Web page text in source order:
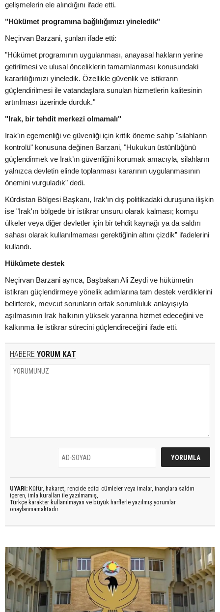
gelişmelerin ele alındığını ifade etti.
"Hükümet programına bağlılığımızı yineledik"
Neçirvan Barzani, şunları ifade etti:
"Hükümet programının uygulanması, anayasal hakların yerine
getirilmesi ve ulusal önceliklerin tamamlanması konusundaki
kararlılığımızı yineledik. Özellikle güvenlik ve istikrarın
güçlendirilmesi ile vatandaşlara sunulan hizmetlerin kalitesinin
artırılması üzerinde durduk."
"Irak, bir tehdit merkezi olmamalı"
Irak’ın egemenliği ve güvenliği için kritik öneme sahip "silahların
kontrolü" konusuna değinen Barzani, "Hukukun üstünlüğünü
güçlendirmek ve Irak’ın güvenliğini korumak amacıyla, silahların
yalnızca devletin elinde toplanması kararının uygulanmasının
önemini vurguladık" dedi.
Kürdistan Bölgesi Başkanı, Irak’ın dış politikadaki duruşuna ilişkin
ise "Irak'ın bölgede bir istikrar unsuru olarak kalması; komşu
ülkeler veya diğer devletler için bir tehdit kaynağı ya da saldırı
sahası olarak kullanılmaması gerektiğinin altını çizdik” ifadelerini
kullandı.
Hükümete destek
Neçirvan Barzani ayrıca, Başbakan Ali Zeydi ve hükümetin
istikrarı güçlendirmeye yönelik adımlarına tam destek verdiklerini
belirterek, mevcut sorunların ortak sorumluluk anlayışıyla
aşılmasının Irak halkının yüksek yararına hizmet edeceğini ve
kalkınma ile istikrar sürecini güçlendireceğini ifade etti.
HABERE YORUM KAT
UYARI: Küfür, hakaret, rencide edici cümleler veya imalar, inançlara saldırı
içeren, imla kuralları ile yazılmamış,
Türkçe karakter kullanılmayan ve büyük harflerle yazılmış yorumlar
onaylanmamaktadır.